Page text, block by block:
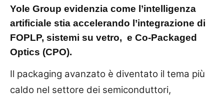
Yole Group evidenzia come l’intelligenza
artificiale stia accelerando l’integrazione di
FOPLP, sistemi su vetro, e Co-Packaged
Optics (CPO).
Il packaging avanzato è diventato il tema più
caldo nel settore dei semiconduttori,